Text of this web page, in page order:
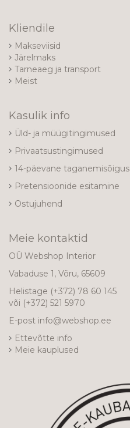
Kliendile
Makseviisid
Järelmaks
Tarneaeg ja transport
Meist
Kasulik info
Üld- ja müügitingimused
Privaatsustingimused
14-päevane taganemisõigus
Pretensioonide esitamine
Ostujuhend
Meie kontaktid
OÜ Webshop Interior
Vabaduse 1, Võru, 65609
Helistage (+372) 78 60 145
või (+372) 521 5970
E-post info@webshop.ee
Ettevõtte info
Meie kauplused